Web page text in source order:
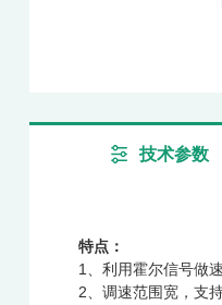
技术参数
特点：
1、利用霍尔信号做
2、调速范围宽，支